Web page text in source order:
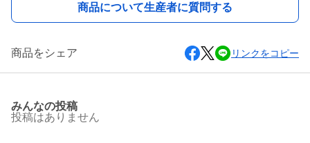
商品について生産者に質問する
商品をシェア リンクをコピー
みんなの投稿
投稿はありません